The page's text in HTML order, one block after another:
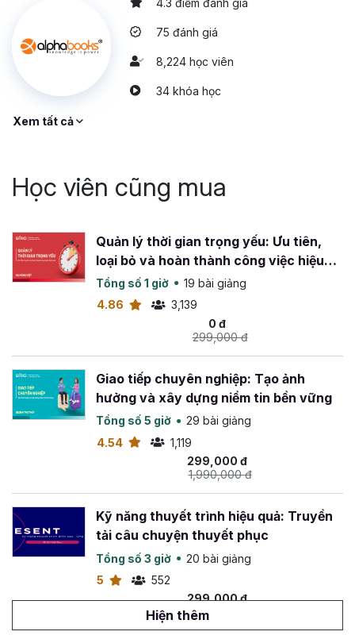
75 đánh giá
8,224 học viên
34 khóa học
Xem tất cả
Học viên cũng mua
Quản lý thời gian trọng yếu: Ưu tiên,
loại bỏ và hoàn thành công việc hiệu
quả
Tổng số 1 giờ
19 bài giảng
4.86
3,139
0 đ
299,000 đ
Giao tiếp chuyên nghiệp: Tạo ảnh
hưởng và xây dựng niềm tin bền vững
Tổng số 5 giờ
29 bài giảng
4.54
1,119
299,000 đ
1,990,000 đ
Kỹ năng thuyết trình hiệu quả: Truyền
tải câu chuyện thuyết phục
Tổng số 3 giờ
20 bài giảng
5
552
299,000 đ
699,000 đ
Hiện thêm